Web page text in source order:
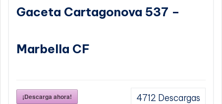
Gaceta Cartagonova 537 –
Marbella CF
¡Descarga ahora! 4712 Descargas